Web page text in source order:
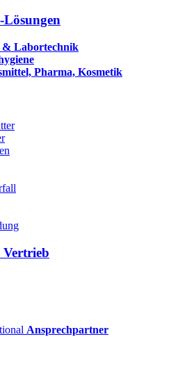
& Labortechnik
Pharma, Kosmetik
Ansprechpartner